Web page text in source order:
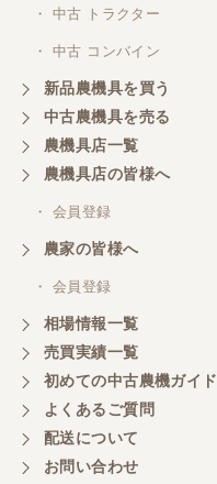
・ 中古 トラクター
・ 中古 コンバイン
新品農機具を買う
中古農機具を売る
農機具店一覧
農機具店の皆様へ
・ 会員登録
農家の皆様へ
・ 会員登録
相場情報一覧
売買実績一覧
初めての中古農機ガイド
よくあるご質問
配送について
お問い合わせ